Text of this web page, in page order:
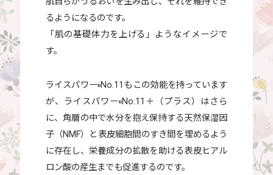
るようになるのです。
「肌の基礎体力を上げる」ようなイメージで
す。
ライスパワー® No.11もこの効能を持っています
が、ライスパワー ®No.11＋（プラス）はさら
に、角層の中で水分を抱え保持する天然保湿因
子（NMF）と表皮細胞間のすき間を埋めるよう
に存在し、栄養成分の拡散を助ける表皮ヒアル
ロン酸の産生までも促進するのです。